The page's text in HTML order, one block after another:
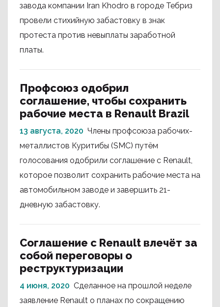
завода компании Iran Khodro в городе Тебриз
провели стихийную забастовку в знак
протеста против невыплаты заработной
платы.
Профсоюз одобрил
соглашение, чтобы сохранить
рабочие места в Renault Brazil
13 августа, 2020 Члены профсоюза рабочих-
металлистов Куритибы (SMC) путём
голосования одобрили соглашение с Renault,
которое позволит сохранить рабочие места на
автомобильном заводе и завершить 21-
дневную забастовку.
Соглашение с Renault влечёт за
собой переговоры о
реструктуризации
4 июня, 2020 Сделанное на прошлой неделе
заявление Renault о планах по сокращению